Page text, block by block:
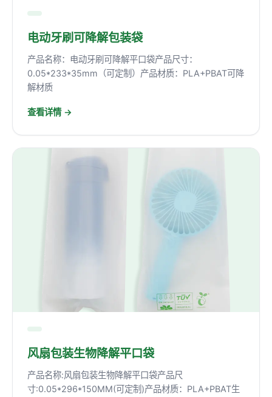
电动牙刷可降解包装袋
产品名称：电动牙刷可降解平口袋产品尺寸：
0.05*233*35mm（可定制）产品材质：PLA+PBAT可降
解材质
查看详情 →
风扇包装生物降解平口袋
产品名称:风扇包装生物降解平口袋产品尺
寸:0.05*296*150MM(可定制)产品材质：PLA+PBAT生